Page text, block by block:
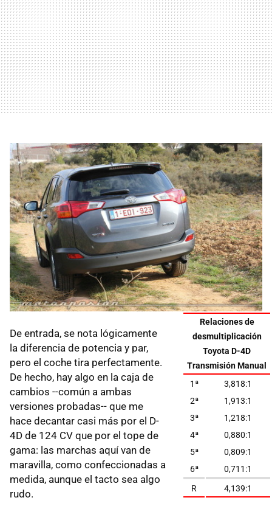
Relaciones de
desmultiplicación
Toyota D-4D
Transmisión Manual
1ª
3,818:1
2ª
1,913:1
3ª
1,218:1
4ª
0,880:1
5ª
0,809:1
6ª
0,711:1
R
4,139:1
De entrada, se nota lógicamente
la diferencia de potencia y par,
pero el coche tira perfectamente.
De hecho, hay algo en la caja de
cambios --común a ambas
versiones probadas-- que me
hace decantar casi más por el D-
4D de 124 CV que por el tope de
gama: las marchas aquí van de
maravilla, como confeccionadas a
medida, aunque el tacto sea algo
rudo.